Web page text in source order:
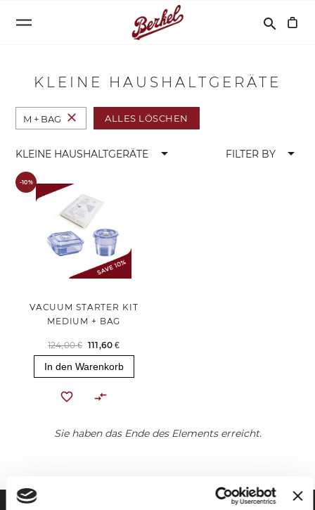
Suchen
search
KLEINE HAUSHALTGERÄTE
M + BAG close ALLES LÖSCHEN
KLEINE HAUSHALTGERÄTE arrow_drop_down FILTER BY arrow_drop_down
-10%
VACUUM STARTER KIT
MEDIUM + BAG
124,00 € 111,60 €
In den Warenkorb
Sie haben das Ende des Elements erreicht.